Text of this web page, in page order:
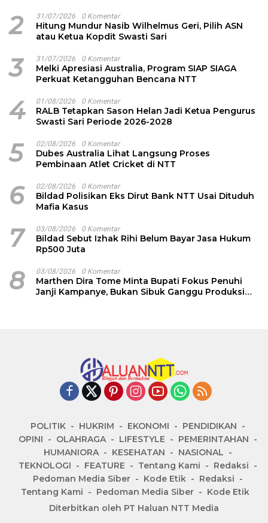
2 31/07/2026 0 Komentar
Hitung Mundur Nasib Wilhelmus Geri, Pilih ASN
atau Ketua Kopdit Swasti Sari
3 31/07/2026 0 Komentar
Melki Apresiasi Australia, Program SIAP SIAGA
Perkuat Ketangguhan Bencana NTT
4 01/08/2026 0 Komentar
RALB Tetapkan Sason Helan Jadi Ketua Pengurus
Swasti Sari Periode 2026-2028
5 02/08/2026 0 Komentar
Dubes Australia Lihat Langsung Proses
Pembinaan Atlet Cricket di NTT
6 02/08/2026 0 Komentar
Bildad Polisikan Eks Dirut Bank NTT Usai Dituduh
Mafia Kasus
7 03/08/2026 0 Komentar
Bildad Sebut Izhak Rihi Belum Bayar Jasa Hukum
Rp500 Juta
8 03/08/2026 0 Komentar
Marthen Dira Tome Minta Bupati Fokus Penuhi
Janji Kampanye, Bukan Sibuk Ganggu Produksi
POLITIK HUKRIM EKONOMI
PENDIDIKAN
OPINI
OLAHRAGA LIFESTYLE
PEMERINTAHAN
HUMANIORA
KESEHATAN
NASIONAL
TEKNOLOGI
FEATURE Tentang Kami
Redaksi
Pedoman Media Siber
Kode Etik
Redaksi
Tentang Kami
Pedoman Media Siber
Kode Etik
Diterbitkan oleh PT Haluan NTT Media